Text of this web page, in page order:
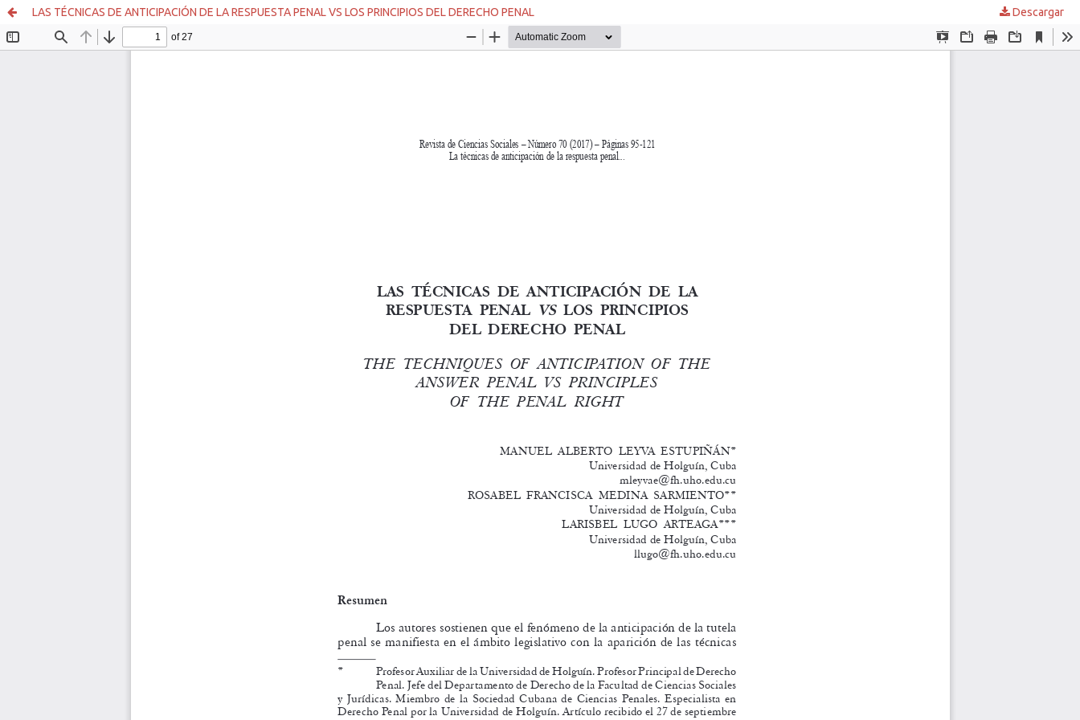
LAS TÉCNICAS DE ANTICIPACIÓN DE LA RESPUESTA PENAL VS LOS PRINCIPIOS DEL DERECHO PENAL Descargar